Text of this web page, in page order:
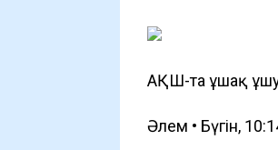
АҚШ-та ұшақ
Әлем • Бүгін,